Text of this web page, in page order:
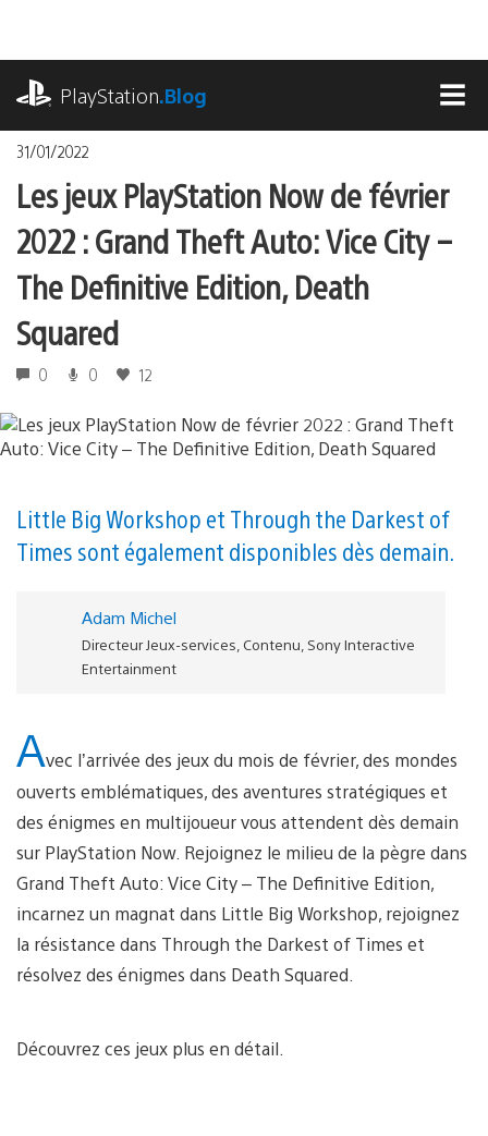
contenu
PlayStation.Blog
31/01/2022
Les jeux PlayStation Now de février
2022 : Grand Theft Auto: Vice City –
The Definitive Edition, Death
Squared
0 0 12
Little Big Workshop et Through the Darkest of
Times sont également disponibles dès demain.
Adam Michel
Directeur Jeux-services, Contenu, Sony Interactive
Entertainment
Avec l’arrivée des jeux du mois de février, des mondes
ouverts emblématiques, des aventures stratégiques et
des énigmes en multijoueur vous attendent dès demain
sur PlayStation Now. Rejoignez le milieu de la pègre dans
Grand Theft Auto: Vice City – The Definitive Edition,
incarnez un magnat dans Little Big Workshop, rejoignez
la résistance dans Through the Darkest of Times et
résolvez des énigmes dans Death Squared.
Découvrez ces jeux plus en détail.